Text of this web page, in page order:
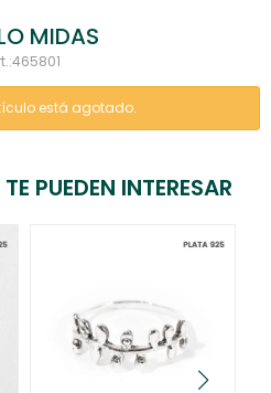
MIDAS
465801
está agotado.
PUEDEN INTERESAR